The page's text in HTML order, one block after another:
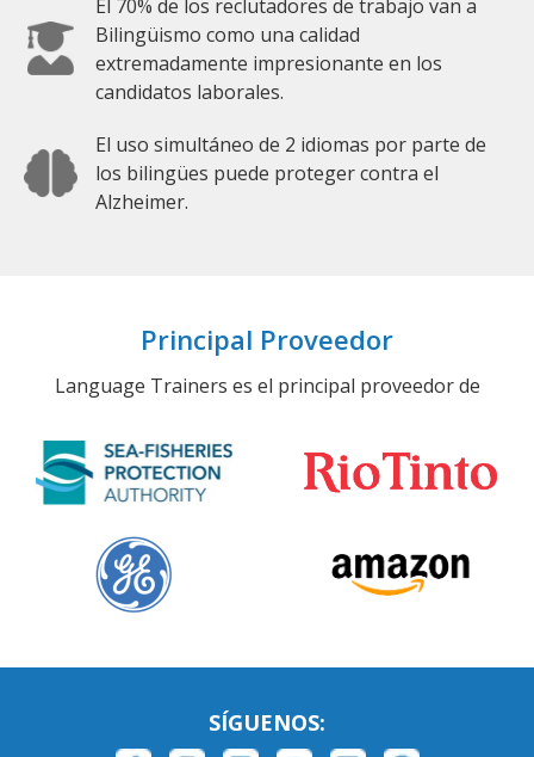
El 70% de los reclutadores de trabajo van a
Bilingüismo como una calidad
extremadamente impresionante en los
candidatos laborales.
El uso simultáneo de 2 idiomas por parte de
los bilingües puede proteger contra el
Alzheimer.
Principal Proveedor
Language Trainers es el principal proveedor de
SÍGUENOS: